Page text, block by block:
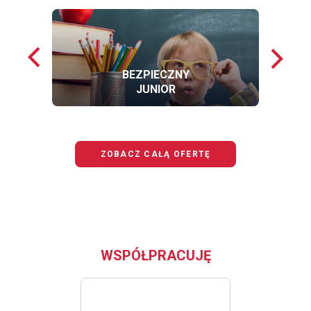
Poprzednie
loga
BEZPIECZNY
JUNIOR
loga
ZOBACZ CAŁĄ OFERTĘ
WSPÓŁPRACUJĘ